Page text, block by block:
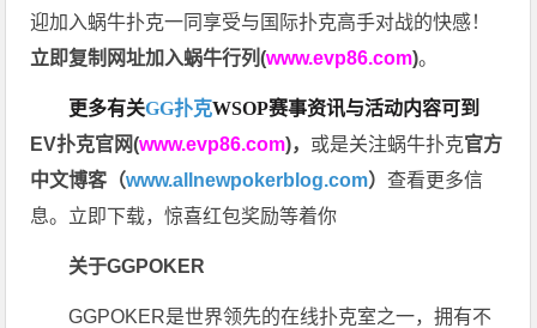
迎加入蜗牛扑克一同享受与国际扑克高手对战的快感！
立即复制网址加入蜗牛行列(www.evp86.com)。
更多有关GG扑克WSOP赛事资讯与活动内容可到
EV扑克官网(www.evp86.com)， 或是关注蜗牛扑克官方
中文博客（www.allnewpokerblog.com）查看更多信
息。立即下载，惊喜红包奖励等着你
关于GGPOKER
GGPOKER是世界领先的在线扑克室之一，拥有不